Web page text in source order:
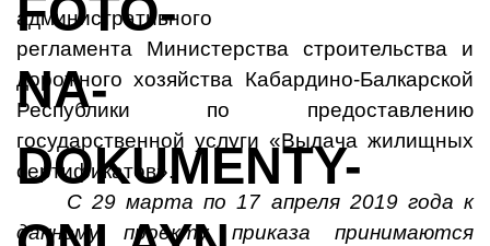
административного
регламента Министерства строительства и
дорожного хозяйства Кабардино-Балкарской
Республики по предоставлению
государственной услуги «Выдача жилищных
сертификатов».
С 29 марта по 17 апреля 2019 года к
данному проекту приказа принимаются